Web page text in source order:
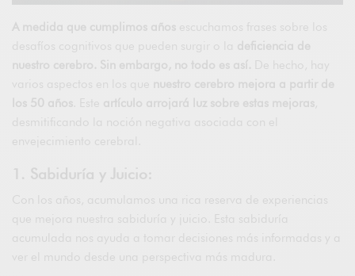
A medida que cumplimos años escuchamos frases sobre los
desafíos cognitivos que pueden surgir o la deficiencia de
nuestro cerebro. Sin embargo, no todo es así.
De hecho, hay
varios aspectos en los que
nuestro cerebro mejora a partir de
los 50 años . Este artículo arrojará luz sobre estas mejoras
desmitificando la noción negativa asociada con el
envejecimiento cerebral.
1. Sabiduría y Juicio:
Con los años, acumulamos una rica reserva de experiencias
que mejora nuestra sabiduría y juicio. Esta sabiduría
acumulada nos ayuda a tomar decisiones más informadas y a
ver el mundo desde una perspectiva más madura.